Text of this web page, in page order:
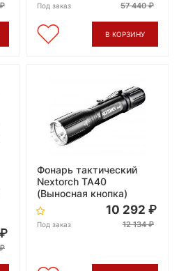
Под заказ 57 440
В КОРЗИНУ
Фонарь тактический
Nextorch TA40
(Выносная кнопка)
Под заказ
10 292
12 134